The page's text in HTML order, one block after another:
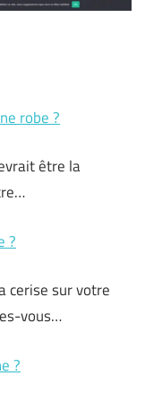
robe ?
être la
?
cerise sur votre
vous…
?